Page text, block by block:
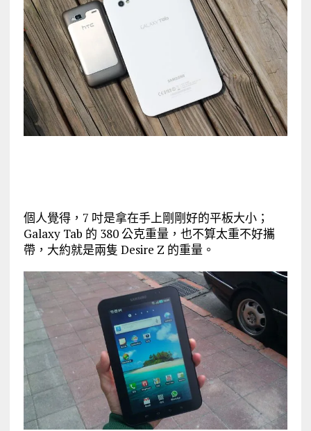
個人覺得，7 吋是拿在手上剛剛好的平板大小；
Galaxy Tab 的 380 公克重量，也不算太重不好攜
帶，大約就是兩隻 Desire Z 的重量。